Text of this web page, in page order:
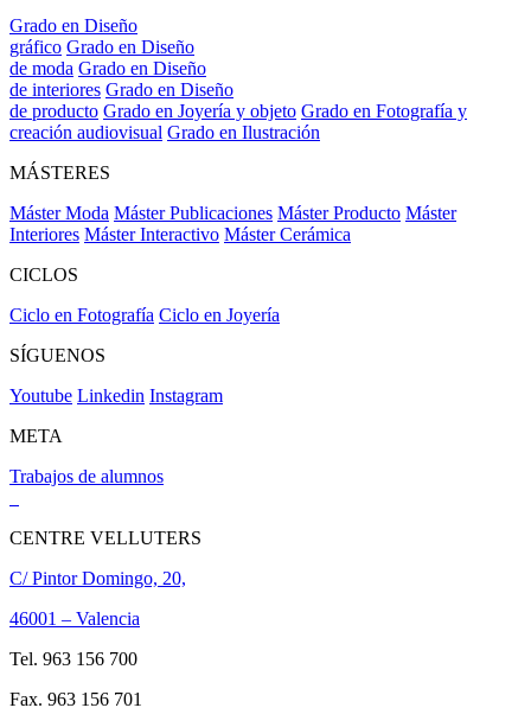
Grado en Diseño
gráfico Grado en Diseño
de moda Grado en Diseño
de interiores Grado en Diseño
de producto Grado en Joyería y objeto Grado en Fotografía y
creación audiovisual Grado en Ilustración
MÁSTERES
Máster Moda Máster Publicaciones Máster Producto Máster
Interiores Máster Interactivo Máster Cerámica
CICLOS
Ciclo en Fotografía Ciclo en Joyería
SÍGUENOS
Youtube Linkedin Instagram
META
Trabajos de alumnos
CENTRE VELLUTERS
C/ Pintor Domingo, 20,
46001 – Valencia
Tel. 963 156 700
Fax. 963 156 701